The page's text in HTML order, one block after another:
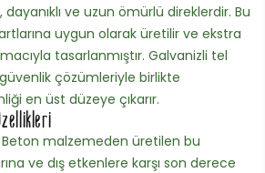
ve uzun ömürlü direklerdir. Bu
uygun olarak üretilir ve ekstra
tasarlanmıştır. Galvanizli tel
çözümleriyle birlikte
en üst düzeye çıkarır.
Beton malzemeden üretilen bu
ve dış etkenlere karşı son derece